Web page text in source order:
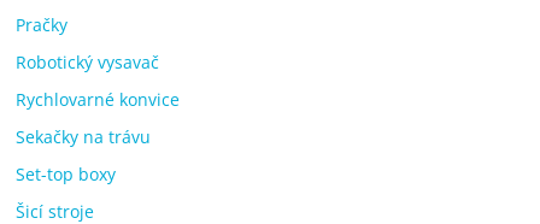
Pračky
Robotický vysavač
Rychlovarné konvice
Sekačky na trávu
Set-top boxy
Šicí stroje